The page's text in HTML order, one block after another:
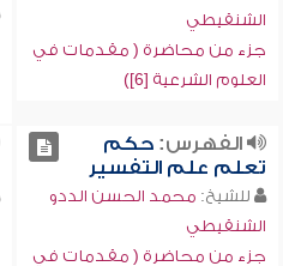
الشنقيطي
جزء من محاضرة ( مقدمات في
العلوم الشرعية [6])
الفهرس:حكم
تعلم علم التفسير
للشيخ: محمد الحسن الددو
الشنقيطي
جزء من محاضرة ( مقدمات في